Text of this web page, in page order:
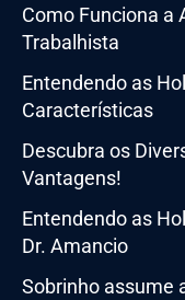
Como Funciona a
Trabalhista
Entendendo as
Características
Descubra os
Vantagens!
Entendendo as
Dr. Amancio
Sobrinho assume